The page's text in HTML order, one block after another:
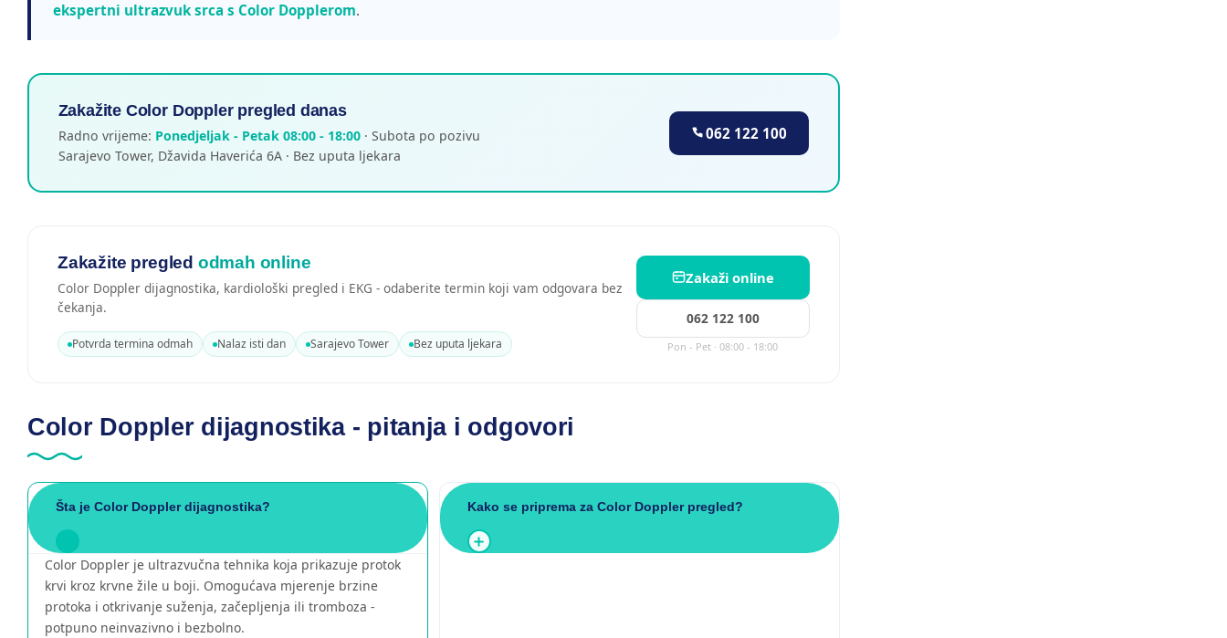
ekspertni ultrazvuk srca s Color Dopplerom.
Zakažite Color Doppler pregled danas
Radno vrijeme: Ponedjeljak - Petak 08:00 - 18:00· Subota po pozivu
Sarajevo Tower, Džavida Haverića 6A · Bez uputa ljekara
062 122 100
Zakažite pregled odmah online
Color Doppler dijagnostika, kardiološki pregled i EKG - odaberite termin koji vam odgovara bez
čekanja.
Potvrda termina odmah Nalaz isti dan Sarajevo Tower Bez uputa ljekara
Zakaži online
062 122 100
Pon - Pet · 08:00 - 18:00
Color Doppler dijagnostika - pitanja i odgovori
Šta je Color Doppler dijagnostika?
Color Doppler je ultrazvučna tehnika koja prikazuje protok
krvi kroz krvne žile u boji. Omogućava mjerenje brzine
protoka i otkrivanje suženja, začepljenja ili tromboza -
potpuno neinvazivno i bezbolno.
Kako se priprema za Color Doppler pregled?